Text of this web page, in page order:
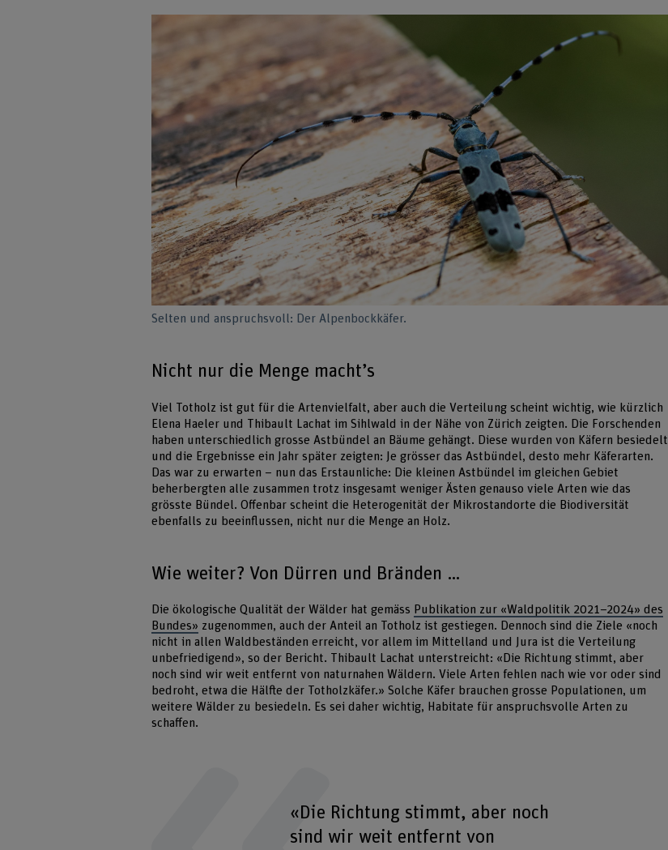
Selten und anspruchsvoll: Der Alpenbockkäfer.
Nicht nur die Menge macht’s
Viel Totholz ist gut für die Artenvielfalt, aber auch die Verteilung scheint wichtig, wie kürzlich
Elena Haeler und Thibault Lachat im Sihlwald in der Nähe von Zürich zeigten. Die Forschenden
haben unterschiedlich grosse Astbündel an Bäume gehängt. Diese wurden von Käfern besiedelt
und die Ergebnisse ein Jahr später zeigten: Je grösser das Astbündel, desto mehr Käferarten.
Das war zu erwarten – nun das Erstaunliche: Die kleinen Astbündel im gleichen Gebiet
beherbergten alle zusammen trotz insgesamt weniger Ästen genauso viele Arten wie das
grösste Bündel. Offenbar scheint die Heterogenität der Mikrostandorte die Biodiversität
ebenfalls zu beeinflussen, nicht nur die Menge an Holz.
Wie weiter? Von Dürren und Bränden …
Die ökologische Qualität der Wälder hat gemäss Publikation zur «Waldpolitik 2021–2024» des
Bundes» zugenommen, auch der Anteil an Totholz ist gestiegen. Dennoch sind die Ziele «noch
nicht in allen Waldbeständen erreicht, vor allem im Mittelland und Jura ist die Verteilung
unbefriedigend», so der Bericht. Thibault Lachat unterstreicht: «Die Richtung stimmt, aber
noch sind wir weit entfernt von naturnahen Wäldern. Viele Arten fehlen nach wie vor oder sind
bedroht, etwa die Hälfte der Totholzkäfer.» Solche Käfer brauchen grosse Populationen, um
weitere Wälder zu besiedeln. Es sei daher wichtig, Habitate für anspruchsvolle Arten zu
schaffen.
«Die Richtung stimmt, aber noch
sind wir weit entfernt von